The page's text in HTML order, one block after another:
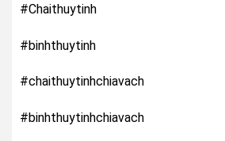
#Chaithuytinh
#binhthuytinh
#chaithuytinhchiavach
#binhthuytinhchiavach